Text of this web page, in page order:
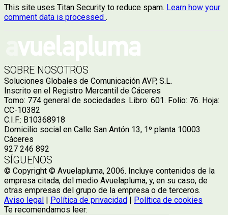
This site uses Titan Security to reduce spam. Learn how your
comment data is processed .
SOBRE NOSOTROS
Soluciones Globales de Comunicación AVP, S.L.
Inscrito en el Registro Mercantil de Cáceres
Tomo: 774 general de sociedades. Libro: 601. Folio: 76. Hoja:
CC-10382
C.I.F.: B10368918
Domicilio social en Calle San Antón 13, 1º planta 10003
Cáceres
927 246 892
SÍGUENOS
© Copyright © Avuelapluma, 2006. Incluye contenidos de la
empresa citada, del medio Avuelapluma, y, en su caso, de
otras empresas del grupo de la empresa o de terceros.
Aviso legal | Política de privacidad | Política de cookies
Te recomendamos leer: